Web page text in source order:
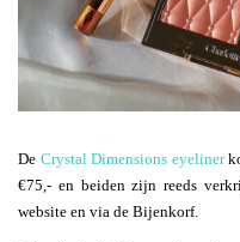
De Crystal Dimensions eyeliner
€75,- en beiden zijn reeds
website en via de Bijenkorf.